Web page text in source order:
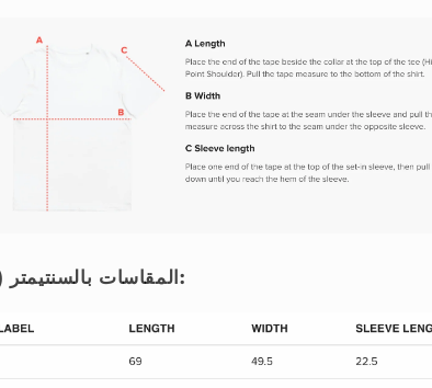
المقاسات بالسنتيمتر (سم):